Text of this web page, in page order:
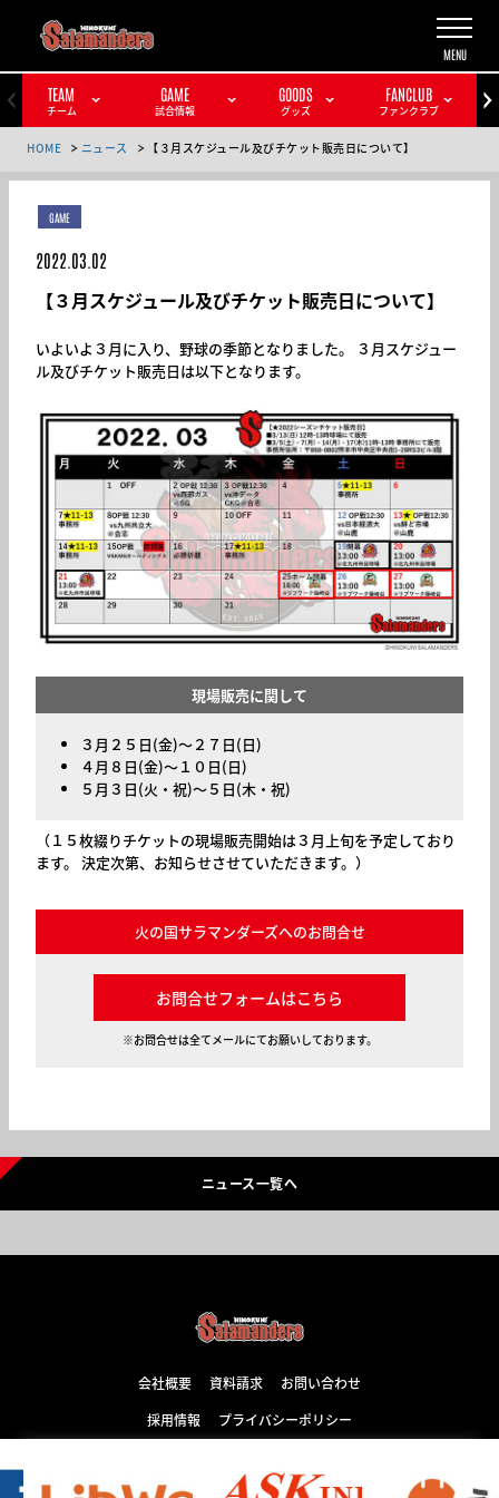
TEAM
チーム
GAME
試合情報
GOODS
グッズ
FANCLUB
ファンクラブ
HOME ニュース 【３月スケジュール及びチケット販売日について】
GAME
2022.03.02
【３月スケジュール及びチケット販売日について】
いよいよ３月に入り、野球の季節となりました。 ３月スケジュー
ル及びチケット販売日は以下となります。
現場販売に関して
３月２５日(金)～２７日(日)
４月８日(金)～１０日(日)
５月３日(火・祝)～５日(木・祝)
（１５枚綴りチケットの現場販売開始は３月上旬を予定しており
ます。 決定次第、お知らせさせていただきます。）
火の国サラマンダーズへのお問合せ
お問合せフォームはこちら
※お問合せは全てメールにてお願いしております。
ニュース一覧へ
会社概要 資料請求 お問い合わせ
採用情報 プライバシーポリシー